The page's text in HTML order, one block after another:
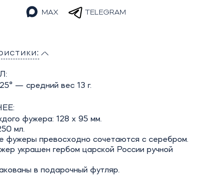
MAX TELEGRAM
— средний вес 13 г.
фужера: 128 х 95 мм.
мл.
фужеры превосходно сочетаются с серебром.
украшен гербом царской России ручной
в подарочный футляр.